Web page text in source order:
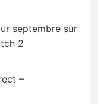
septembre sur
2
–